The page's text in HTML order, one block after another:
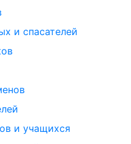
и спасателей
и учащихся